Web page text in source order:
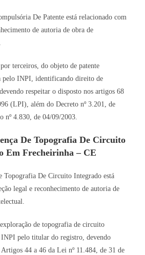
De Patente está relacionado com
de autoria de obra de
terceiros, do objeto de patente
pelo INPI, identificando direito de
respeitar o disposto nos artigos 68
(LPI), além do Decreto nº 3.201, de
nº 4.830, de 04/09/2003.
De Topografia De Circuito
Em Frecheirinha – CE
Topografia De Circuito Integrado está
legal e reconhecimento de autoria de
de topografia de circuito
pelo titular do registro, devendo
44 a 46 da Lei nº 11.484, de 31 de